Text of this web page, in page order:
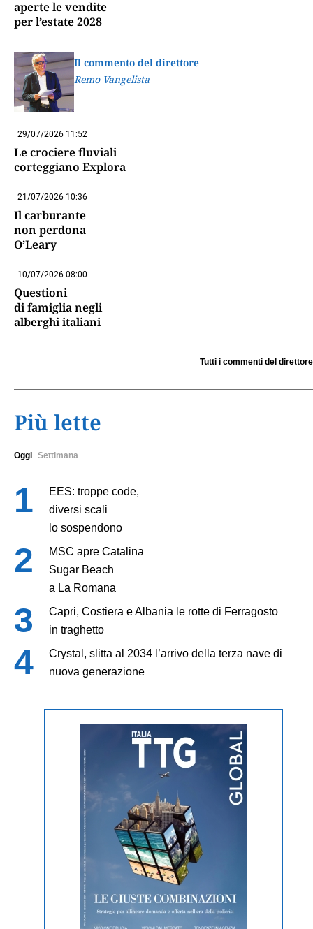
aperte le vendite
per l’estate 2028
Il commento del direttore
Remo Vangelista
29/07/2026 11:52
Le crociere fluviali
corteggiano Explora
21/07/2026 10:36
Il carburante
non perdona
O’Leary
10/07/2026 08:00
Questioni
di famiglia negli
alberghi italiani
Tutti i commenti del direttore
Più lette
Oggi Settimana
EES: troppe code,
diversi scali
lo sospendono
MSC apre Catalina
Sugar Beach
a La Romana
Capri, Costiera e Albania le rotte di Ferragosto
in traghetto
Crystal, slitta al 2034 l’arrivo della terza nave di
nuova generazione